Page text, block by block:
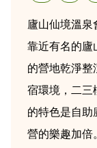
廬山仙境溫泉
靠近有名的廬
的營地乾淨
宿環境，二三
的特色是自助
營的樂趣加倍